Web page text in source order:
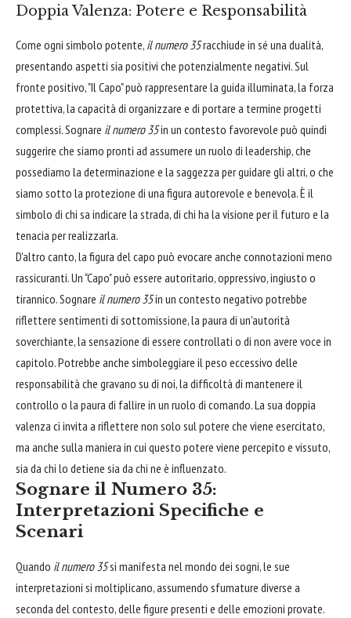
Doppia Valenza: Potere e Responsabilità
Come ogni simbolo potente, il numero 35racchiude in sé una dualità,
presentando aspetti sia positivi che potenzialmente negativi. Sul
fronte positivo, "Il Capo" può rappresentare la guida illuminata, la forza
protettiva, la capacità di organizzare e di portare a termine progetti
complessi. Sognare il numero 35in un contesto favorevole può quindi
suggerire che siamo pronti ad assumere un ruolo di leadership, che
possediamo la determinazione e la saggezza per guidare gli altri, o che
siamo sotto la protezione di una figura autorevole e benevola. È il
simbolo di chi sa indicare la strada, di chi ha la visione per il futuro e la
tenacia per realizzarla.
D'altro canto, la figura del capo può evocare anche connotazioni meno
rassicuranti. Un "Capo" può essere autoritario, oppressivo, ingiusto o
tirannico. Sognare il numero 35in un contesto negativo potrebbe
riflettere sentimenti di sottomissione, la paura di un'autorità
soverchiante, la sensazione di essere controllati o di non avere voce in
capitolo. Potrebbe anche simboleggiare il peso eccessivo delle
responsabilità che gravano su di noi, la difficoltà di mantenere il
controllo o la paura di fallire in un ruolo di comando. La sua doppia
valenza ci invita a riflettere non solo sul potere che viene esercitato,
ma anche sulla maniera in cui questo potere viene percepito e vissuto,
sia da chi lo detiene sia da chi ne è influenzato.
Sognare il Numero 35:
Interpretazioni Specifiche e
Scenari
Quando il numero 35si manifesta nel mondo dei sogni, le sue
interpretazioni si moltiplicano, assumendo sfumature diverse a
seconda del contesto, delle figure presenti e delle emozioni provate.